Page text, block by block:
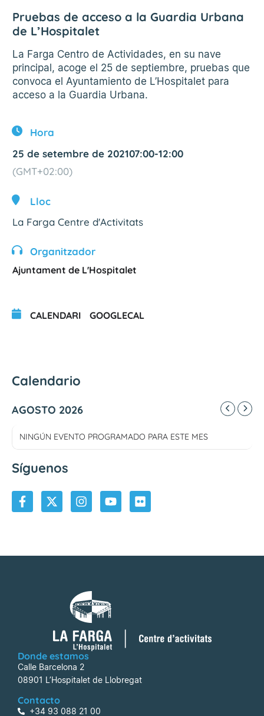
Pruebas de acceso a la Guardia Urbana
de L’Hospitalet
La Farga Centro de Actividades, en su nave
principal, acoge el 25 de septiembre, pruebas que
convoca el Ayuntamiento de L’Hospitalet para
acceso a la Guardia Urbana.
Hora
25 de setembre de 202107:00-12:00
(GMT+02:00)
Lloc
La Farga Centre d'Activitats
Organitzador
Ajuntament de L'Hospitalet
CALENDARI GOOGLECAL
Calendario
AGOSTO 2026
NINGÚN EVENTO PROGRAMADO PARA ESTE MES
Síguenos
Donde estamos
Calle Barcelona 2
08901 L’Hospitalet de Llobregat
Contacto
+34 93 088 21 00